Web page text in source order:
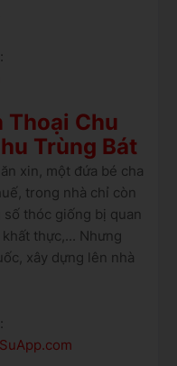
Thoại Chu
Trùng Bát
xin, một đứa bé cha
trong nhà chỉ còn
thóc giống bị quan
thực,... Nhưng
xây dựng lên nhà